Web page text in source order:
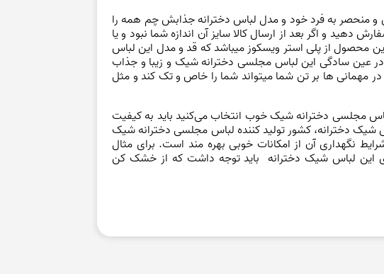
این لباس با زیبایی خاص و منحصر به فرد خود و مدل لباس دخترانه جذابش چم همه را
و اگر بعد از ارسال کالا سایز آن اندازه شما نبود و یا
خود را پس بگیرید. جنس این محصول از پلی استر ویسکوز میباشد که قد و مدل این لباس
سادگی این لباس مجلسی دخترانه شیک و زیبا و جذاب
مهمانی ها بر تن شما میتواند شما را خاص و تک کند و مثل
مجلسی دخترانه شیک خوب انتخاب می‌کنید باید به کیفیت
شیک دخترانه، کشور تولید کننده لباس مجلسی دخترانه شیک
نگهداری آن از امکانات خوبی بهره مند است. برای مثال
خشک کن